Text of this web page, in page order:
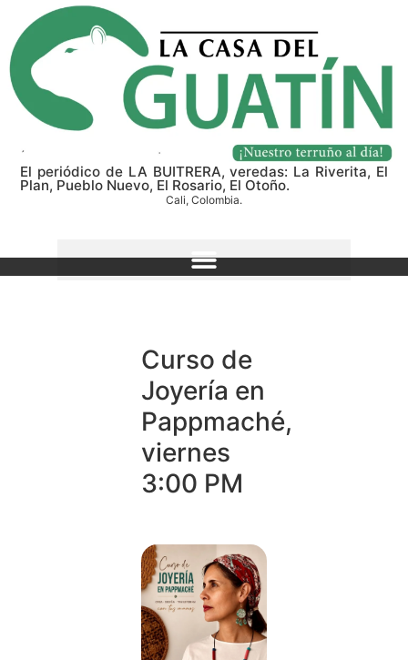
El periódico de LA BUITRERA, veredas: La Riverita, El
Plan, Pueblo Nuevo, El Rosario, El Otoño.
Cali, Colombia.
Curso de
Joyería en
Pappmaché,
viernes
3:00 PM